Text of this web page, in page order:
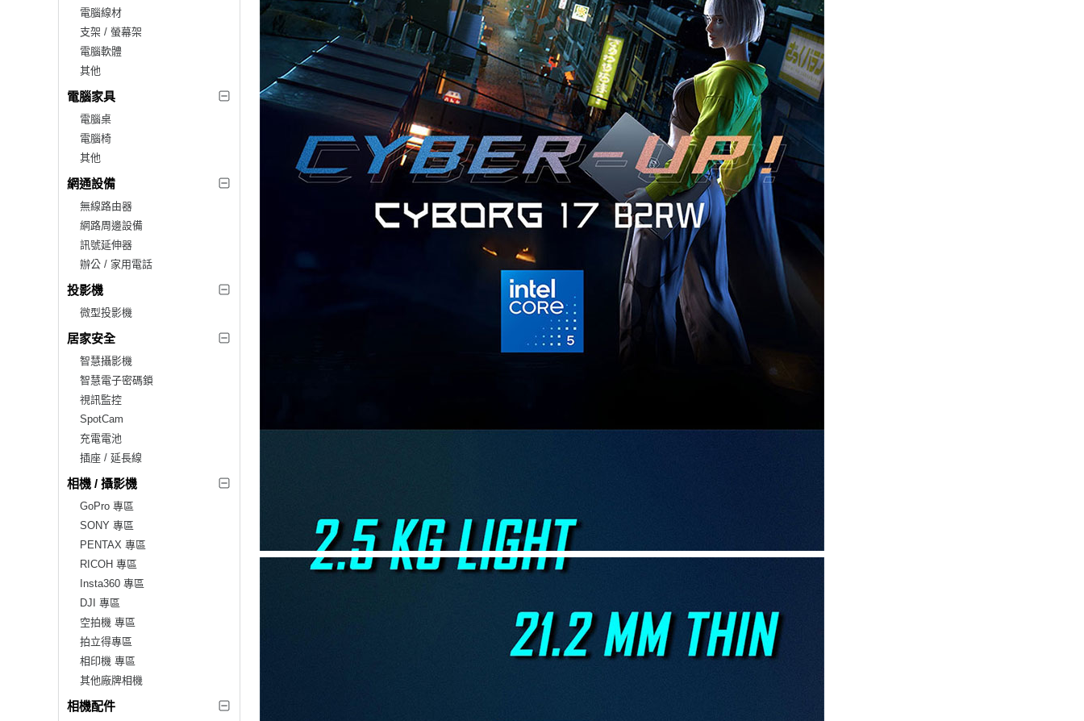
電腦線材
支架 / 螢幕架
電腦軟體
其他
電腦家具
電腦桌
電腦椅
其他
網通設備
無線路由器
網路周邊設備
訊號延伸器
辦公 / 家用電話
投影機
微型投影機
居家安全
智慧攝影機
智慧電子密碼鎖
視訊監控
SpotCam
充電電池
插座 / 延長線
相機 / 攝影機
GoPro 專區
SONY 專區
PENTAX 專區
RICOH 專區
Insta360 專區
DJI 專區
空拍機 專區
拍立得專區
相印機 專區
其他廠牌相機
相機配件